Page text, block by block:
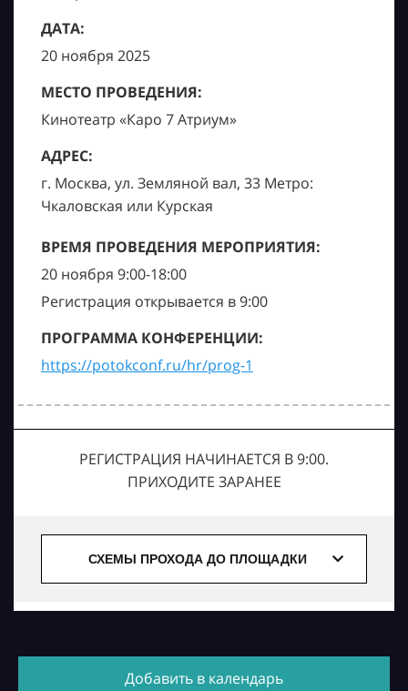
ДАТА:
20 ноября 2025
МЕСТО ПРОВЕДЕНИЯ:
Кинотеатр «Каро 7 Атриум»
АДРЕС:
г. Москва, ул. Земляной вал, 33 Метро:
Чкаловская или Курская
ВРЕМЯ ПРОВЕДЕНИЯ МЕРОПРИЯТИЯ:
20 ноября 9:00-18:00
Регистрация открывается в 9:00
ПРОГРАММА КОНФЕРЕНЦИИ:
https://potokconf.ru/hr/prog-1
РЕГИСТРАЦИЯ НАЧИНАЕТСЯ В 9:00.
ПРИХОДИТЕ ЗАРАНЕЕ
СХЕМЫ ПРОХОДА ДО ПЛОЩАДКИ
Добавить в календарь